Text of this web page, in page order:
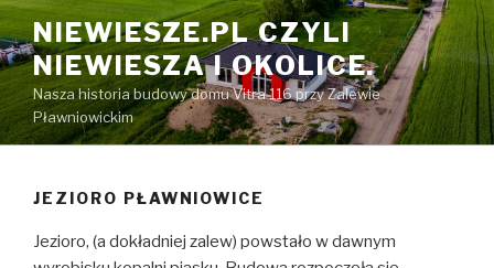
Przeskocz
do
treści
NIEWIESZE.PL CZYLI
NIEWIESZA I OKOLICE.
Nasza historia budowy domu Vitra 116 przy Zalewie
Pławniowickim
JEZIORO PŁAWNIOWICE
Jezioro, (a dokładniej zalew) powstało w dawnym